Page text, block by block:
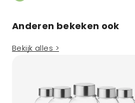
Anderen bekeken ook
Bekijk alles >